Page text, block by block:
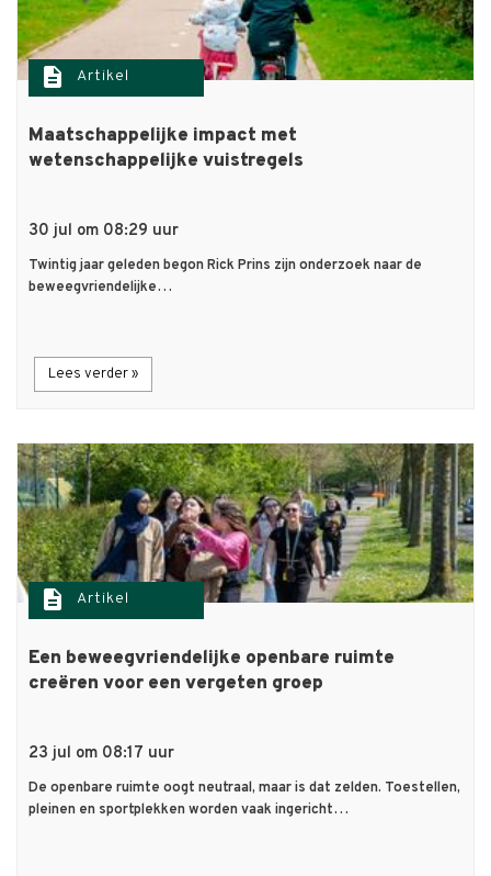
description Artikel
Maatschappelijke impact met
wetenschappelijke vuistregels
30 jul om 08:29 uur
Twintig jaar geleden begon Rick Prins zijn onderzoek naar de
beweegvriendelijke…
Lees verder »
description Artikel
Een beweegvriendelijke openbare ruimte
creëren voor een vergeten groep
23 jul om 08:17 uur
De openbare ruimte oogt neutraal, maar is dat zelden. Toestellen,
pleinen en sportplekken worden vaak ingericht…